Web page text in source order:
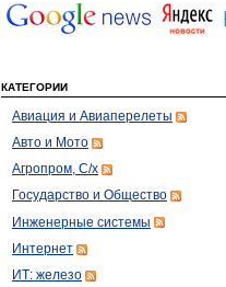
КАТЕГОРИИ
Авиация и Авиаперелеты
Авто и Мото
Агропром, С/х
Государство и Общество
Инженерные системы
Интернет
ИТ: железо